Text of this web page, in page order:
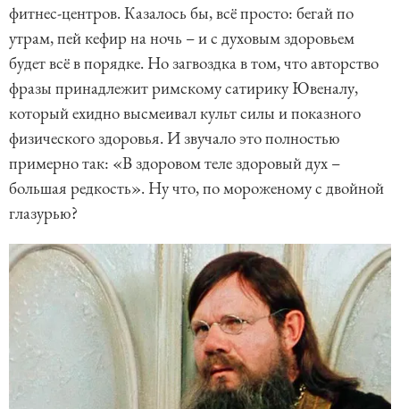
фитнес-центров. Казалось бы, всё просто: бегай по
утрам, пей кефир на ночь – и с духовым здоровьем
будет всё в порядке. Но загвоздка в том, что авторство
фразы принадлежит римскому сатирику Ювеналу,
который ехидно высмеивал культ силы и показного
физического здоровья. И звучало это полностью
примерно так: «В здоровом теле здоровый дух –
большая редкость». Ну что, по мороженому с двойной
глазурью?